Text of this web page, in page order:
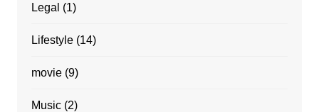
Legal (1)
Lifestyle(14)
movie(9)
Music(2)